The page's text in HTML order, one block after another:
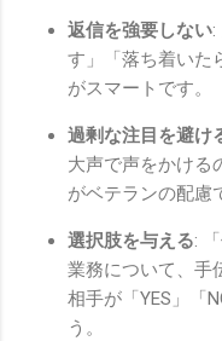
返信を強要しない:
す」「落ち着いた
がスマートです。
過剰な注目を避け
大声で声をかける
がベテランの配慮
選択肢を与える:
業務について、手
相手が「YES」「
う。